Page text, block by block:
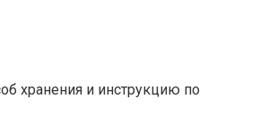
хранения и инструкцию по